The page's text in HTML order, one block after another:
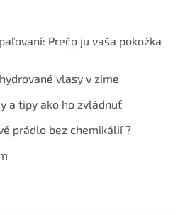
Prečo ju vaša pokožka
vlasy v zime
a tipy ako ho zvládnuť
prádlo bez chemikálií ?